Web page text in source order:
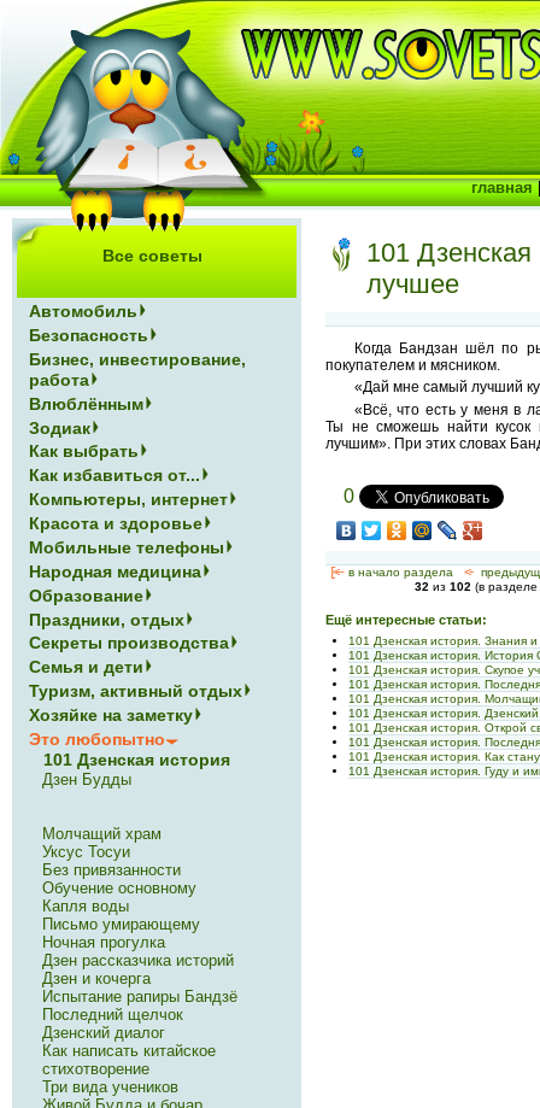
101
лучшее
Когда Бандзан шёл по
покупателем и мясником.
«Дай мне самый лучший
«Всё, что есть у меня в
Ты не сможешь найти
лучшим». При этих словах
0
[<— в начало раздела <-
32 из 102 (в разделе
Ещё интересные статьи:
101 Дзенская история. Знания
101 Дзенская история. История
101 Дзенская история. Скупое
101 Дзенская история.
101 Дзенская история.
101 Дзенская история.
101 Дзенская история. Открой
101 Дзенская история.
101 Дзенская история. Как
101 Дзенская история. Гуду и
Все советы
Автомобиль
Безопасность
Бизнес, инвестирование,
работа
Влюблённым
Зодиак
Как выбрать
Как избавиться от...
Компьютеры, интернет
Красота и здоровье
Мобильные телефоны
Народная медицина
Образование
Праздники, отдых
Секреты производства
Семья и дети
Туризм, активный отдых
Хозяйке на заметку
Это любопытно
101 Дзенская история
Дзен Будды
Молчащий храм
Уксус Тосуи
Без привязанности
Обучение основному
Капля воды
Письмо умирающему
Ночная прогулка
Дзен рассказчика историй
Дзен и кочерга
Испытание рапиры Бандзё
Последний щелчок
Дзенский диалог
Как написать китайское
стихотворение
Три вида учеников
главная